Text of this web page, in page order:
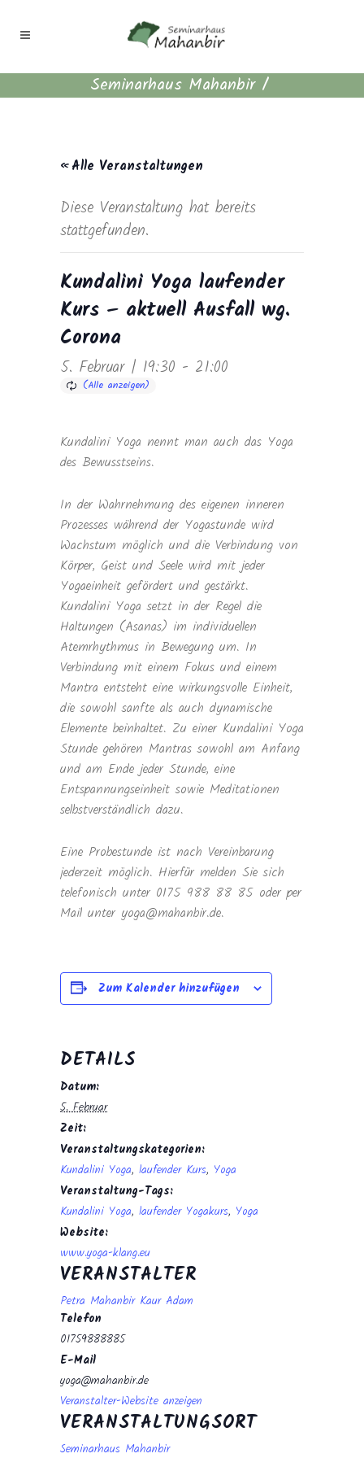
Seminarhaus Mahanbir/
« Alle Veranstaltungen
Diese Veranstaltung hat bereits
stattgefunden.
Kundalini Yoga laufender
Kurs – aktuell Ausfall wg.
Corona
5. Februar | 19:30 - 21:00
Kundalini Yoga nennt man auch das Yoga
des Bewusstseins.
In der Wahrnehmung des eigenen inneren
Prozesses während der Yogastunde wird
Wachstum möglich und die Verbindung von
Körper, Geist und Seele wird mit jeder
Yogaeinheit gefördert und gestärkt.
Kundalini Yoga setzt in der Regel die
Haltungen (Asanas) im individuellen
Atemrhythmus in Bewegung um. In
Verbindung mit einem Fokus und einem
Mantra entsteht eine wirkungsvolle Einheit,
die sowohl sanfte als auch dynamische
Elemente beinhaltet. Zu einer Kundalini Yoga
Stunde gehören Mantras sowohl am Anfang
und am Ende jeder Stunde, eine
Entspannungseinheit sowie Meditationen
selbstverständlich dazu.
Eine Probestunde ist nach Vereinbarung
jederzeit möglich. Hierfür melden Sie sich
telefonisch unter 0175 988 88 85 oder per
Mail unter yoga@mahanbir.de.
Zum Kalender hinzufügen
DETAILS
Datum:
5. Februar
Zeit:
Veranstaltungskategorien:
Kundalini Yoga, laufender Kurs, Yoga
Veranstaltung-Tags:
Kundalini Yoga, laufender Yogakurs, Yoga
Website:
www.yoga-klang.eu
VERANSTALTUNGSORT
Seminarhaus Mahanbir
VERANSTALTER
Petra Mahanbir Kaur Adam
Telefon
01759888885
E-Mail
yoga@mahanbir.de
Veranstalter-Website anzeigen